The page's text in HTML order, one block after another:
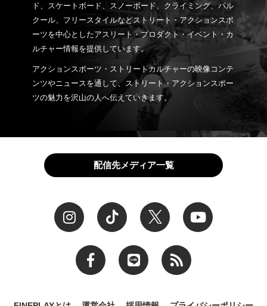
ド、スケートボード、スノーボード、クライミング、パル
クール、フリースタイルなどストリート・アクションスポ
ーツを中心としたアスリート・プロダクト・イベント・カ
ルチャー情報を提供しています。
アクションスポーツ・ストリートカルチャーの映像コンテ
ンツやニュースを通して、ストリート・アクションスポー
ツの魅力を沢山の人へ伝えていきます。
配信先メディア一覧